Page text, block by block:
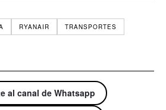
RYANAIR
TRANSPORTES
al canal de Whatsapp